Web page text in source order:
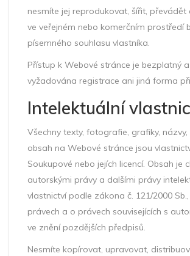
nesmíte jej reprodukovat, šířit, převádět
ve veřejném nebo komerčním prostředí
písemného souhlasu vlastníka.
Přístup k Webové stránce je bezplatný
vyžadována registrace ani jiná forma
Intelektuální
Všechny texty, fotografie, grafiky,
obsah na Webové stránce jsou
Soukupové nebo jejích licencí. Obsah je
autorskými právy a dalšími právy
vlastnictví podle zákona č. 121/2000
právech a o právech souvisejících s
ve znění pozdějších předpisů.
Nesmíte kopírovat, upravovat,